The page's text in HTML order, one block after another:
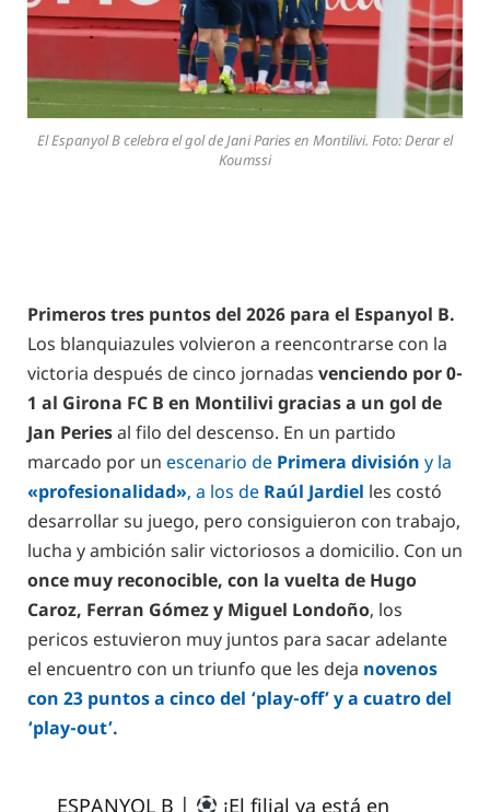
El Espanyol B celebra el gol de Jani Paries en Montilivi. Foto: Derar el
Koumssi
Primeros tres puntos del 2026 para el Espanyol B.
Los blanquiazules volvieron a reencontrarse con la
victoria después de cinco jornadas venciendo por 0-
1 al Girona FC B en Montilivi gracias a un gol de
Jan Periesal filo del descenso. En un partido
marcado por un escenario de Primera división y la
«profesionalidad», a los de Raúl Jardiel les costó
desarrollar su juego, pero consiguieron con trabajo,
lucha y ambición salir victoriosos a domicilio. Con un
once muy reconocible, con la vuelta de Hugo
Caroz, Ferran Gómez y Miguel Londoño, los
pericos estuvieron muy juntos para sacar adelante
el encuentro con un triunfo que les deja novenos
con 23 puntos a cinco del ‘play-off’ y a cuatro del
‘play-out’.
ESPANYOL B |
¡El filial ya está en